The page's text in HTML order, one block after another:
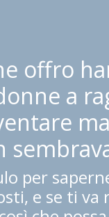
offro
a
per
e se ti va